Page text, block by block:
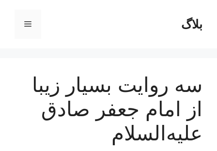
محتوابلاگ فهرست
سه روایت بسیار زیبا
از امام جعفر صادق
علیه‌السلام